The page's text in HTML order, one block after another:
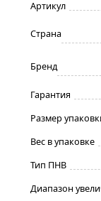
Артикул
Страна
Бренд
Гарантия
Размер
Вес в упаковке
Тип ПНВ
Диапазон